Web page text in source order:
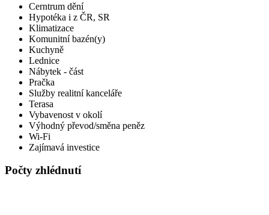
Cerntrum dění
Hypotéka i z ČR, SR
Klimatizace
Komunitní bazén(y)
Kuchyně
Lednice
Nábytek - část
Pračka
Služby realitní kanceláře
Terasa
Vybavenost v okolí
Výhodný převod/směna peněz
Wi-Fi
Zajímavá investice
Počty zhlédnutí